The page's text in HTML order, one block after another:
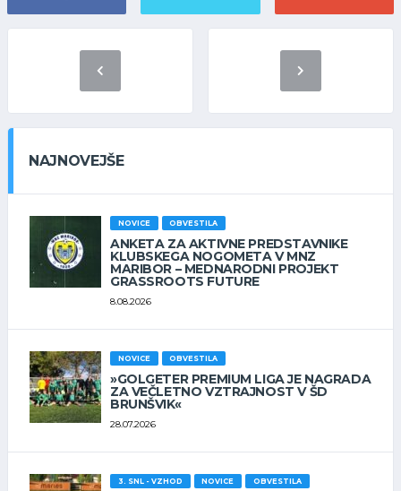
NAJNOVEJŠE
NOVICE OBVESTILA
ANKETA ZA AKTIVNE PREDSTAVNIKE
KLUBSKEGA NOGOMETA V MNZ
MARIBOR – MEDNARODNI PROJEKT
GRASSROOTS FUTURE
8.08.2026
NOVICE OBVESTILA
»GOLGETER PREMIUM LIGA JE NAGRADA
ZA VEČLETNO VZTRAJNOST V ŠD
BRUNŠVIK«
28.07.2026
3. SNL - VZHOD NOVICE OBVESTILA